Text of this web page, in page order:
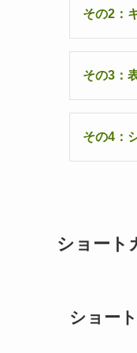
その2：
その3：
その4：
ショート
ショー